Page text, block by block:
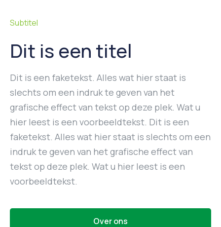
Subtitel
Dit is een titel
Dit is een faketekst. Alles wat hier staat is
slechts om een indruk te geven van het
grafische effect van tekst op deze plek. Wat u
hier leest is een voorbeeldtekst. Dit is een
faketekst. Alles wat hier staat is slechts om een
indruk te geven van het grafische effect van
tekst op deze plek. Wat u hier leest is een
voorbeeldtekst.
Over ons